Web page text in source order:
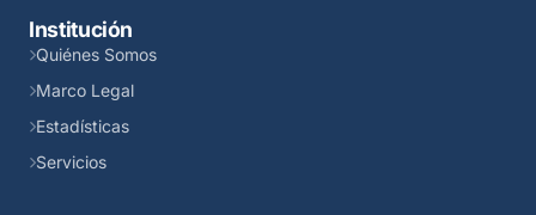
Institución
Quiénes Somos
Marco Legal
Estadísticas
Servicios